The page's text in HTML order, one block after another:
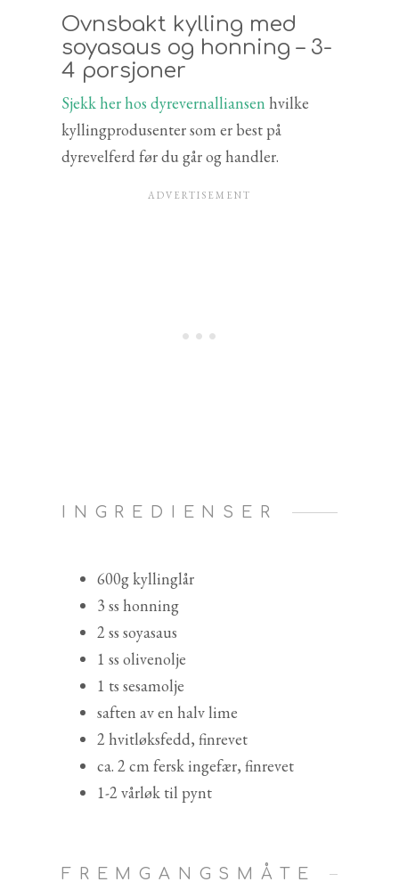
Ovnsbakt kylling med
soyasaus og honning – 3-
4 porsjoner
Sjekk her hos dyrevernalliansen hvilke
kyllingprodusenter som er best på
dyrevelferd før du går og handler.
INGREDIENSER
600g kyllinglår
3 ss honning
2 ss soyasaus
1 ss olivenolje
1 ts sesamolje
saften av en halv lime
2 hvitløksfedd, finrevet
ca. 2 cm fersk ingefær, finrevet
1-2 vårløk til pynt
FREMGANGSMÅTE